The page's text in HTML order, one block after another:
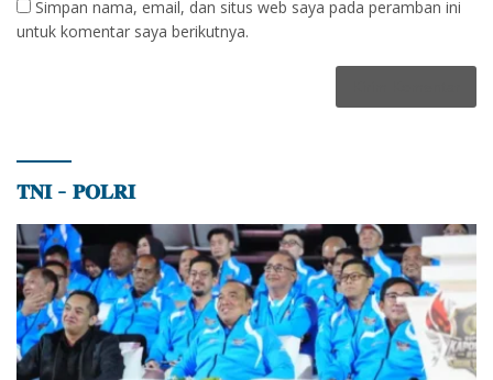
Simpan nama, email, dan situs web saya pada peramban ini
untuk komentar saya berikutnya.
𝐓𝐍𝐈 – 𝐏𝐎𝐋𝐑𝐈